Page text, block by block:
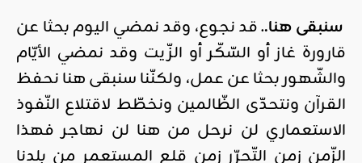
سنبقى هنا.. قد نجوع، وقد نمضي اليوم بحثا عن
قارورة غاز أو السّكّر أو الزّيت وقد نمضي الأيّام
والشّهور بحثا عن عمل، ولكنّنا سنبقى هنا نحفظ
القرآن ونتحدّى الظّالمين ونخطّط لاقتلاع النّفوذ
الاستعماري لن نرحل من هنا لن نهاجر فهذا
الزّمن زمن التّحرّر زمن قلع المستعمر من بلدنا